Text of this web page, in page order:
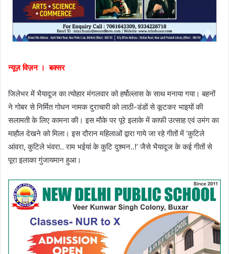
न्यूज़ विज़न । बक्सर
जिलेभर में भैयादूज का त्योहार मंगलवार को हर्षोल्लास के साथ मनाया गया। बहनों
ने गोबर से निर्मित गोधन नामक दुराचारी को लाठी-डंडों से कूटकर भाइयों की
सलामती के लिए कामना की। इस मौके पर पूरे इलाके में काफी उत्साह एवं उमंग का
माहौल देखने को मिला। इस दौरान महिलाओं द्वारा गाये जा रहे गीतों में ‘कुटिले
आंवरा, कुटिले भंवरा.. राम भईयां के कुटि दुश्मन..!’ जैसे भैयादूज के कई गीतों से
पूरा इलाका गुंजायमान हुआ।